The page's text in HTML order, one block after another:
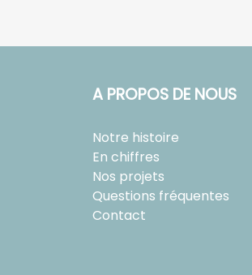
A PROPOS DE NOUS
Notre histoire
En chiffres
Nos projets
Questions fréquentes
Contact